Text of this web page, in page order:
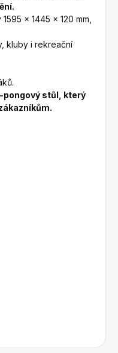
× 1445 × 120 mm,
kluby i rekreační
pongový stůl, který